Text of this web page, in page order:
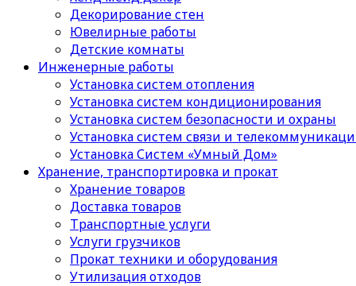
Декорирование стен
Ювелирные работы
Детские комнаты
Инженерные работы
Установка систем отопления
Установка систем кондиционирования
Установка систем безопасности и охраны
Установка систем связи и
Установка Систем «Умный Дом»
Хранение, транспортировка и прокат
Хранение товаров
Доставка товаров
Транспортные услуги
Услуги грузчиков
Прокат техники и оборудования
Утилизация отходов